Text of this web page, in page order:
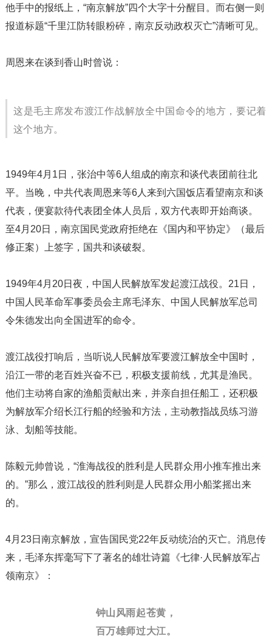
他手中的报纸上，“南京解放”四个大字十分醒目。而右侧一则
报道标题“千里江防转眼粉碎，南京反动政权灭亡”清晰可见。
周恩来在谈到香山时曾说：
这是毛主席发布渡江作战解放全中国命令的地方，要记着
这个地方。
1949年4月1日，张治中等6人组成的南京和谈代表团前往北
平。当晚，中共代表周恩来等6人来到六国饭店看望南京和谈
代表，便宴款待代表团全体人员后，双方代表即开始商谈。
至4月20日，南京国民党政府拒绝在《国内和平协定》（最后
修正案）上签字，国共和谈破裂。
1949年4月20日夜，中国人民解放军发起渡江战役。21日，
中国人民革命军事委员会主席毛泽东、中国人民解放军总司
令朱德发出向全国进军的命令。
渡江战役打响后，当听说人民解放军要渡江解放全中国时，
沿江一带的老百姓兴奋不已，积极支援前线，尤其是渔民。
他们主动将自家的渔船贡献出来，并亲自担任船工，还积极
为解放军介绍长江行船的经验和方法，主动教指战员练习游
泳、划船等技能。
陈毅元帅曾说，“淮海战役的胜利是人民群众用小推车推出来
的。”那么，渡江战役的胜利则是人民群众用小船桨摇出来
的。
4月23日南京解放，宣告国民党22年反动统治的灭亡。消息传
来，毛泽东挥毫写下了著名的雄壮诗篇《七律·人民解放军占
领南京》：
钟山风雨起苍黄，
百万雄师过大江。